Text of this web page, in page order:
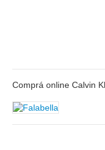
Comprá online Calvin